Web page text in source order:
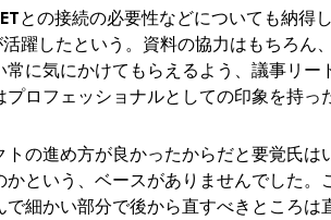
との接続の必要性などについても納得
躍したという。資料の協力はもちろん
に気にかけてもらえるよう、議事リ
ロフェッショナルとしての印象を持
の進め方が良かったからだと要覚氏
という、ベースがありませんでした
細かい部分で後から直すべきところ